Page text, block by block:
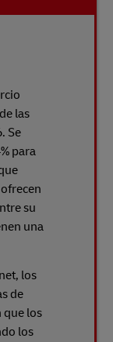
las
Se
para
su
una
los
de
que los
los